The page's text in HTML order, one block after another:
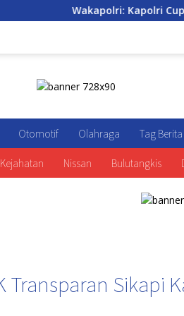
Kapolri Cup 2026 Bukan
Otomotif Olahraga Tag Berita
Kejahatan Nissan Bulutangkis
Transparan Sikapi